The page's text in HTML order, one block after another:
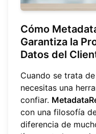
Cómo
Garantiza la
Datos del
Cuando se trata
necesitas una
confiar.
con una filosofía
diferencia de